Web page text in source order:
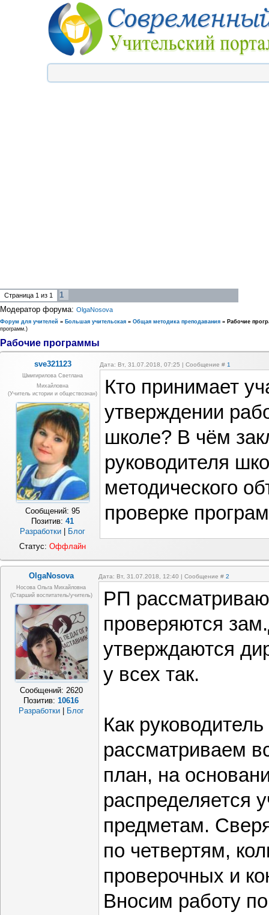
Страница 1 из 1
1
Модератор форума: OlgaNosova
Форум для учителей » Большая учительская » Общая методика преподавания » Рабочие
программ.)
Рабочие программы
sve321123 Дата: Вт, 31.07.2018, 07:25 | Сообщение # 1
Шмигирилова Светлана
Михайловна
(учитель истории и обществознан)
Сообщений:95
Позитив:41
Разработки
Блог
Кто принимает
утверждении
школе? В чём
руководителя
методического
проверке
Статус:Оффлайн
OlgaNosova Дата: Вт, 31.07.2018, 12:40 | Сообщение # 2
Носова Ольга Михайловна
(старший воспитатель/учитель)
Сообщений: 2620
Позитив:10616
Разработки
Блог
РП
проверяются
утверждаются
у всех так.
Как
рассматриваем
план, на
распределяется
предметам.
по четвертям,
проверочных и
Вносим работу